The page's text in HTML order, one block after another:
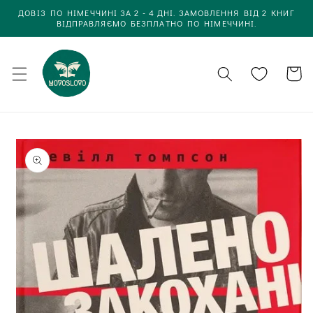
до
вмісту
ДОВІЗ ПО НІМЕЧЧИНІ ЗА 2 - 4 ДНІ. ЗАМОВЛЕННЯ ВІД 2 КНИГ
ВІДПРАВЛЯЄМО БЕЗПЛАТНО ПО НІМЕЧЧИНІ.
Кошик
інформації
про товар